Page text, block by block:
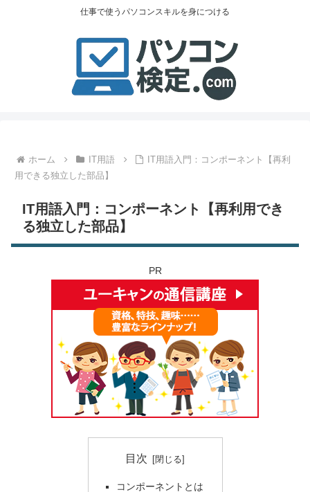
仕事で使うパソコンスキルを身につける
ホーム IT用語
IT用語入門：コンポーネント【再利
用できる独立した部品】
IT用語入門：コンポーネント【再利用でき
る独立した部品】
PR
目次
コンポーネントとは